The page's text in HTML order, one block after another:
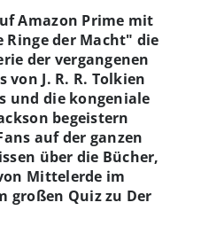
Amazon Prime mit
Ringe der Macht" die
der vergangenen
von J. R. R. Tolkien
und die kongeniale
begeistern
auf der ganzen
über die Bücher,
Mittelerde im
großen Quiz zu Der